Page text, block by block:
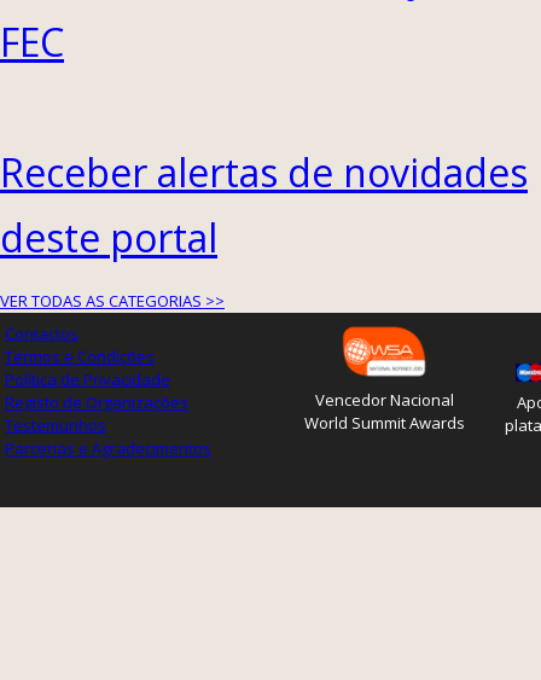
FEC
Receber alertas de novidades
deste portal
VER TODAS AS CATEGORIAS >>
Contactos
Termos e Condições
Política de Privacidade
Registo de Organizações
Testemunhos
Parcerias e Agradecimentos
Vencedor Nacional
World Summit Awards